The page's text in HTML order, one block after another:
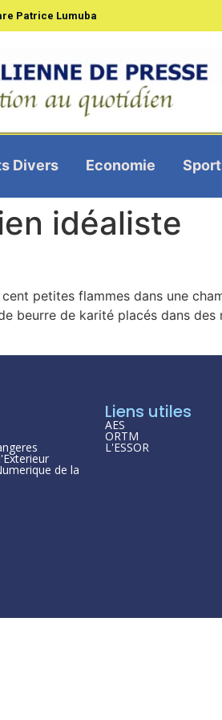
Patrice Lumuba
Divers Economie
idéaliste
petites flammes dans une
beurre de karité placés dans
de la
Liens utiles
AES
ORTM
L'ESSOR